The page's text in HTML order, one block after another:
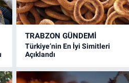
TRABZON GÜNDEMİ
Türkiye’nin En İyi Simitleri
Açıklandı